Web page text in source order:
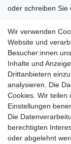
oder schreiben Sie
Montag bis
IHRE E-MAIL ADRESSE
Wir verwenden
Website und
Besucher:innen
Inhalte und
Drittanbietern
analysieren. Die
Cookies. Wir teilen
Einstellungen
Die
berechtigten
oder abgelehnt